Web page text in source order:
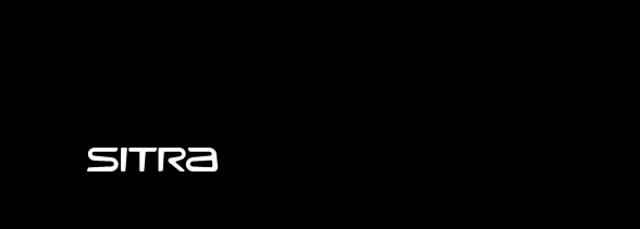
Sitra